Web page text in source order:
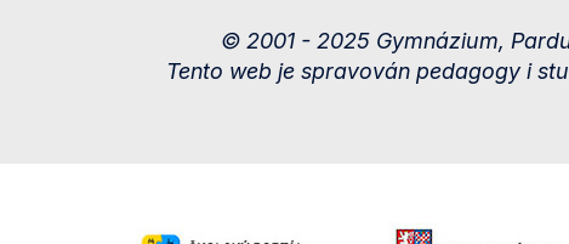
© 2001 - 2025 Gymnázium,
Tento web je spravován pedagogy i